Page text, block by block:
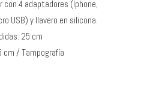
con 4 adaptadores (Iphone,
USB) y llavero en silicona.
25 cm
cm / Tampografía